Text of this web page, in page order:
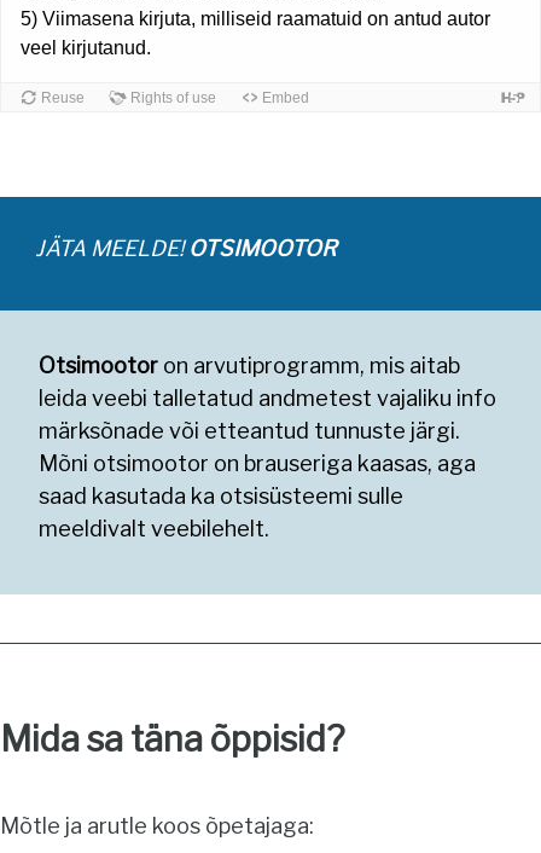
JÄTA MEELDE!OTSIMOOTOR
Otsimootor on arvutiprogramm, mis aitab
leida veebi talletatud andmetest vajaliku info
märksõnade või etteantud tunnuste järgi.
Mõni otsimootor on brauseriga kaasas, aga
saad kasutada ka otsisüsteemi sulle
meeldivalt veebilehelt.
Mida sa täna õppisid?
Mõtle ja arutle koos õpetajaga: